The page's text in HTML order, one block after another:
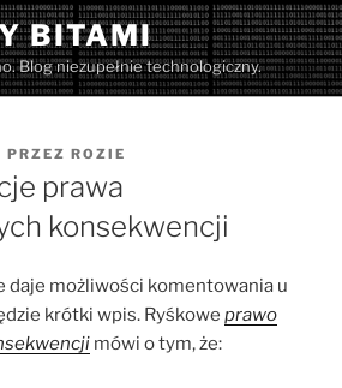
BITAMI
Blog niezupełnie technologiczny.
PRZEZ ROZIE
prawa
konsekwencji
daje możliwości komentowania u
krótki wpis. Ryśkowe prawo
mówi o tym, że: